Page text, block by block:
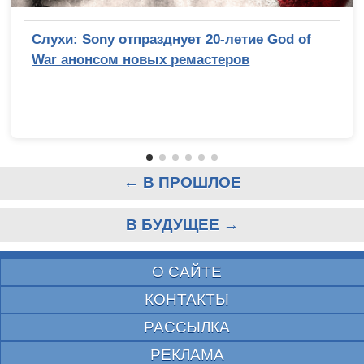
Слухи: Sony отпразднует 20-летие God of
War анонсом новых ремастеров
← В ПРОШЛОЕ
В БУДУЩЕЕ →
О САЙТЕ
КОНТАКТЫ
РАССЫЛКА
РЕКЛАМА